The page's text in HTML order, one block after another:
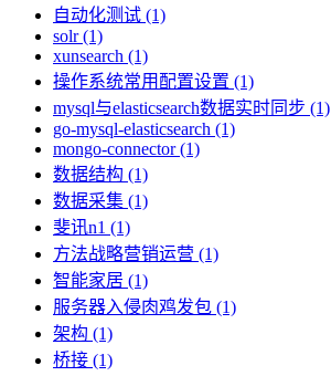
自动化测试 (1)
solr (1)
xunsearch (1)
操作系统常用配置设置 (1)
mysql与elasticsearch数据实时同步 (1)
go-mysql-elasticsearch (1)
mongo-connector (1)
数据结构 (1)
数据采集 (1)
斐讯n1 (1)
方法战略营销运营 (1)
智能家居 (1)
服务器入侵肉鸡发包 (1)
架构 (1)
桥接 (1)